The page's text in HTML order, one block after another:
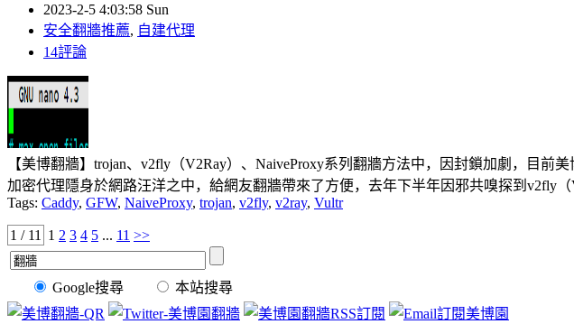
2023-2-5 4:03:58 Sun
安全翻牆推薦, 自建代理
14評論
【美博翻牆】trojan、v2fly（V2Ray）、NaiveProxy系列翻牆方法中，因封鎖加劇，目前
加密代理隱身於網路汪洋之中，給網友翻牆帶來了方便，去年下半年因邪共嗅探到v2fly
Tags: Caddy, GFW, NaiveProxy, trojan, v2fly, v2ray, Vultr
1 / 11 1 2 3 4 5 ... 11 >>
Google搜尋 本站搜尋